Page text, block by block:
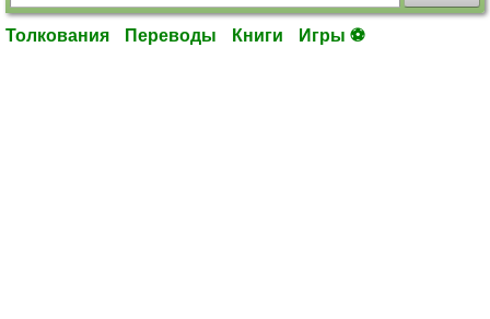
Толкования Переводы Книги Игры ⚽